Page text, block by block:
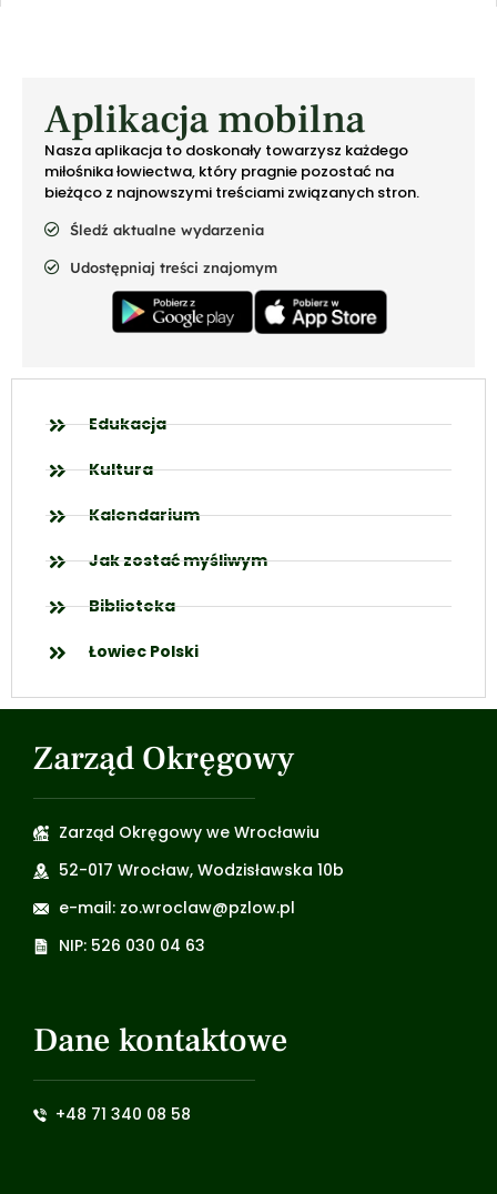
Aplikacja mobilna
Nasza aplikacja to doskonały towarzysz każdego
miłośnika łowiectwa, który pragnie pozostać na
bieżąco z najnowszymi treściami związanych stron.
Śledź aktualne wydarzenia
Udostępniaj treści znajomym
Edukacja
Kultura
Kalendarium
Jak zostać myśliwym
Biblioteka
Łowiec Polski
Zarząd Okręgowy
Zarząd Okręgowy we Wrocławiu
52-017 Wrocław, Wodzisławska 10b
e-mail: zo.wroclaw@pzlow.pl
NIP: 526 030 04 63
Dane kontaktowe
+48 71 340 08 58